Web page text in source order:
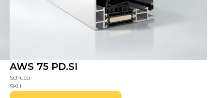
AWS 75 PD.SI
Schuco
SKU: